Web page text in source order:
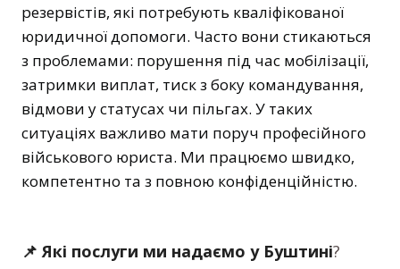
резервістів, які потребують кваліфікованої
юридичної допомоги. Часто вони стикаються
з проблемами: порушення під час мобілізації,
затримки виплат, тиск з боку командування,
відмови у статусах чи пільгах. У таких
ситуаціях важливо мати поруч професійного
військового юриста. Ми працюємо швидко,
компетентно та з повною конфіденційністю.
📌 Які послуги ми надаємо у Буштині?